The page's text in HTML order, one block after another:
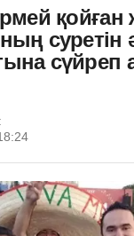
қойған
суретін
сүйреп